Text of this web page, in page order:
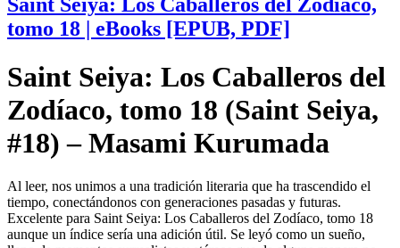
tomo 18 | eBooks [EPUB, PDF]
Saint Seiya: Los Caballeros del
Zodíaco, tomo 18 (Saint Seiya,
#18) – Masami Kurumada
Al leer, nos unimos a una tradición literaria que ha trascendido el
tiempo, conectándonos con generaciones pasadas y futuras.
Excelente para Saint Seiya: Los Caballeros del Zodíaco, tomo 18
aunque un índice sería una adición útil. Se leyó como un sueño,